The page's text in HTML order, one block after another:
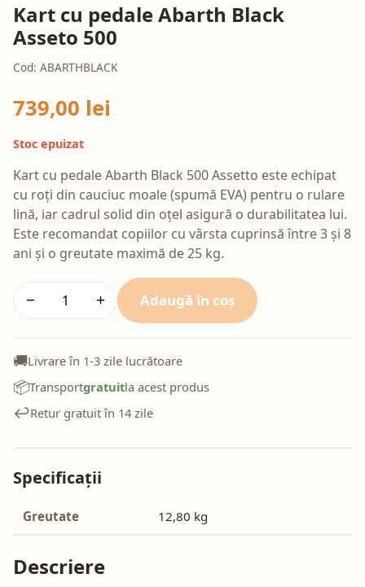
Kart cu pedale Abarth Black
Asseto 500
Cod: ABARTHBLACK
739,00 lei
Stoc epuizat
Kart cu pedale Abarth Black 500 Assetto este echipat
cu roți din cauciuc moale (spumă EVA) pentru o rulare
lină, iar cadrul solid din oțel asigură o durabilitatea lui.
Este recomandat copiilor cu vârsta cuprinsă între 3 și 8
ani și o greutate maximă de 25 kg.
− + Adaugă în coș
🚚Livrare în 1-3 zile lucrătoare
📦Transportgratuitla acest produs
↩️Retur gratuit în 14 zile
Specificații
Greutate 12,80 kg
Descriere